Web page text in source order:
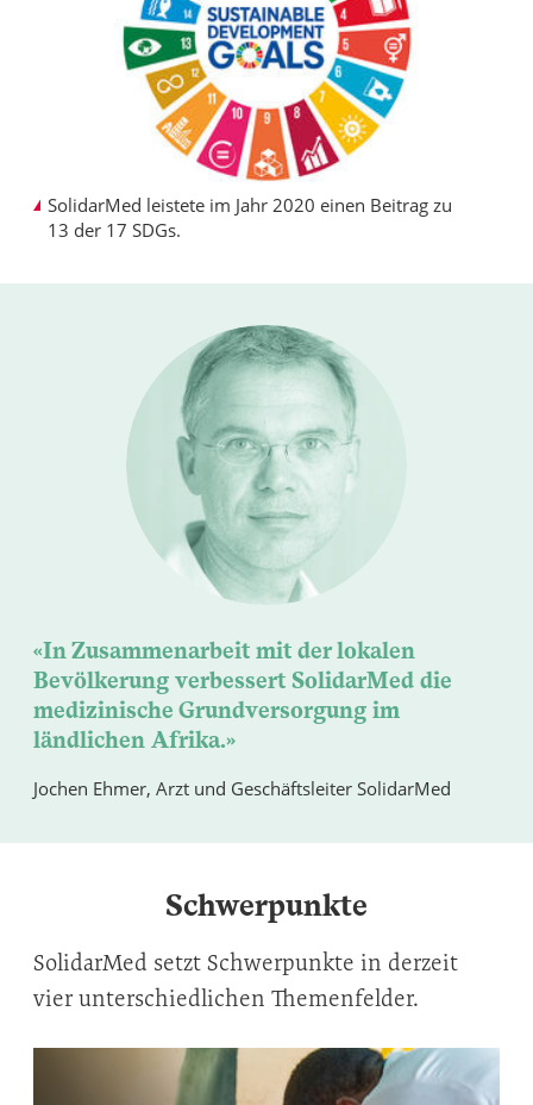
SolidarMed leistete im Jahr 2020 einen Beitrag zu
13 der 17 SDGs.
«In Zusammenarbeit mit der lokalen
Bevölkerung verbessert SolidarMed die
medizinische Grundversorgung im
ländlichen Afrika.»
Jochen Ehmer, Arzt und Geschäftsleiter SolidarMed
Schwerpunkte
SolidarMed setzt Schwerpunkte in derzeit
vier unterschiedlichen Themenfelder.